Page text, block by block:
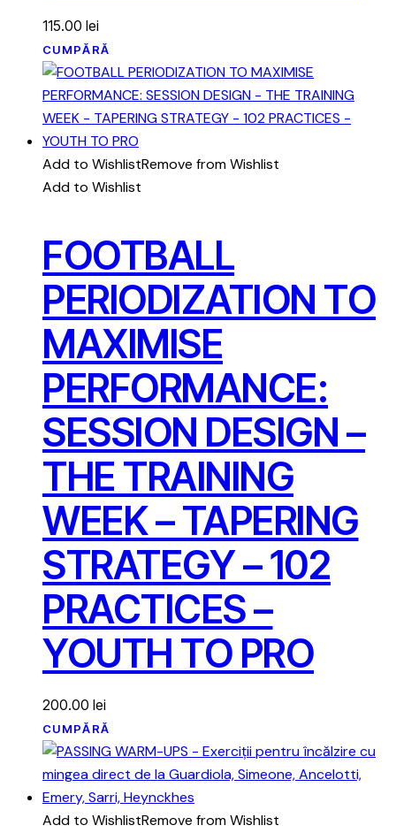
115.00 lei
CUMPĂRĂ
Add to WishlistRemove from Wishlist
Add to Wishlist
FOOTBALL
PERIODIZATION TO
MAXIMISE
PERFORMANCE:
SESSION DESIGN –
THE TRAINING
WEEK – TAPERING
STRATEGY – 102
PRACTICES –
YOUTH TO PRO
200.00 lei
CUMPĂRĂ
Add to WishlistRemove from Wishlist